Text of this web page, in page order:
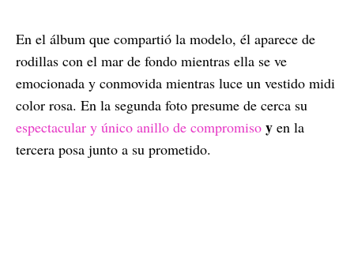
En el álbum que compartió la modelo, él aparece de
rodillas con el mar de fondo mientras ella se ve
emocionada y conmovida mientras luce un vestido midi
color rosa. En la segunda foto presume de cerca su
espectacular y único anillo de compromiso y en la
tercera posa junto a su prometido.